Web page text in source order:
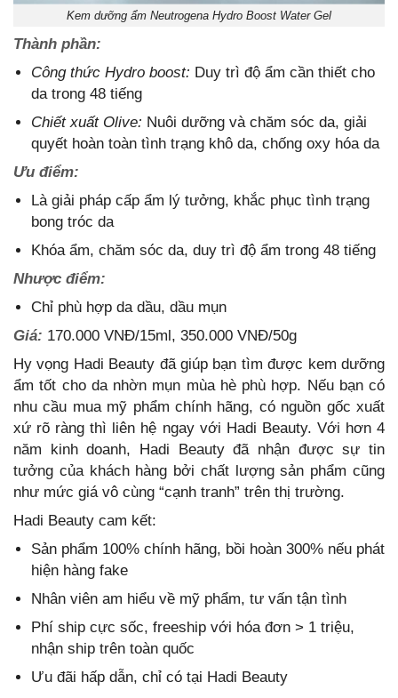
Kem dưỡng ẩm Neutrogena Hydro Boost Water Gel
Thành phần:
Công thức Hydro boost: Duy trì độ ẩm cần thiết cho
da trong 48 tiếng
Chiết xuất Olive: Nuôi dưỡng và chăm sóc da, giải
quyết hoàn toàn tình trạng khô da, chống oxy hóa da
Ưu điểm:
Là giải pháp cấp ẩm lý tưởng, khắc phục tình trạng
bong tróc da
Khóa ẩm, chăm sóc da, duy trì độ ẩm trong 48 tiếng
Nhược điểm:
Chỉ phù hợp da dầu, dầu mụn
Giá: 170.000 VNĐ/15ml, 350.000 VNĐ/50g
Hy vọng Hadi Beauty đã giúp bạn tìm được kem dưỡng
ẩm tốt cho da nhờn mụn mùa hè phù hợp. Nếu bạn có
nhu cầu mua mỹ phẩm chính hãng, có nguồn gốc xuất
xứ rõ ràng thì liên hệ ngay với Hadi Beauty. Với hơn 4
năm kinh doanh, Hadi Beauty đã nhận được sự tin
tưởng của khách hàng bởi chất lượng sản phẩm cũng
như mức giá vô cùng “cạnh tranh” trên thị trường.
Hadi Beauty cam kết:
Sản phẩm 100% chính hãng, bồi hoàn 300% nếu phát
hiện hàng fake
Nhân viên am hiểu về mỹ phẩm, tư vấn tận tình
Phí ship cực sốc, freeship với hóa đơn > 1 triệu,
nhận ship trên toàn quốc
Ưu đãi hấp dẫn, chỉ có tại Hadi Beauty